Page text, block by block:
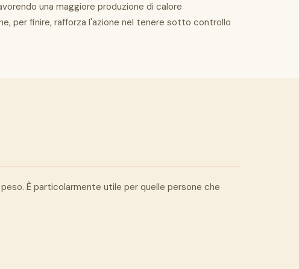
una maggiore produzione di calore
per finire, rafforza l'azione nel tenere sotto controllo
È particolarmente utile per quelle persone che